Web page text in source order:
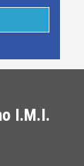
I.M.I.